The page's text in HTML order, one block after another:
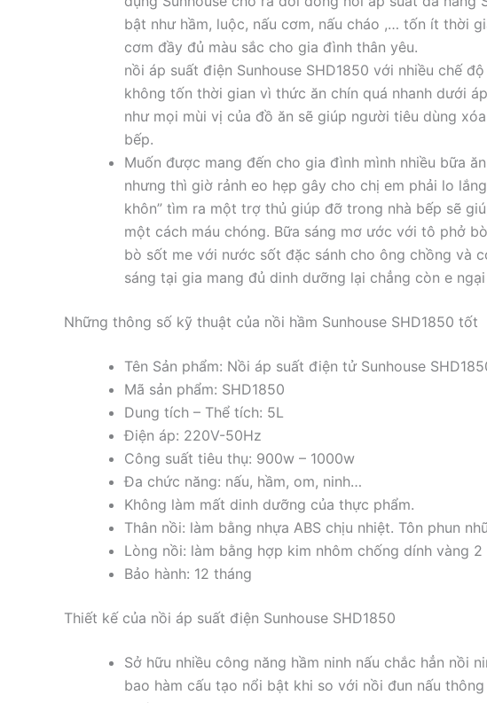
bật như hầm, luộc, nấu cơm, nấu cháo ,… tốn ít thời
cơm đầy đủ màu sắc cho gia đình thân yêu.
nồi áp suất điện Sunhouse SHD1850 với nhiều chế
không tốn thời gian vì thức ăn chín quá nhanh dưới
như mọi mùi vị của đồ ăn sẽ giúp người tiêu dùng
bếp.
Muốn được mang đến cho gia đình mình nhiều bữa
nhưng thì giờ rảnh eo hẹp gây cho chị em phải lo
khôn” tìm ra một trợ thủ giúp đỡ trong nhà bếp sẽ
một cách máu chóng. Bữa sáng mơ ước với tô phở
bò sốt me với nước sốt đặc sánh cho ông chồng và
sáng tại gia mang đủ dinh dưỡng lại chẳng còn e
Những thông số kỹ thuật của nồi hầm Sunhouse SHD1850 tốt
Tên Sản phẩm: Nồi áp suất điện tử Sunhouse
Mã sản phẩm: SHD1850
Dung tích – Thể tích: 5L
Điện áp: 220V-50Hz
Công suất tiêu thụ: 900w – 1000w
Đa chức năng: nấu, hầm, om, ninh…
Không làm mất dinh dưỡng của thực phẩm.
Thân nồi: làm bằng nhựa ABS chịu nhiệt. Tôn phun
Lòng nồi: làm bằng hợp kim nhôm chống dính vàng 2
Bảo hành: 12 tháng
Thiết kế của nồi áp suất điện Sunhouse SHD1850
Sở hữu nhiều công năng hầm ninh nấu chắc hẳn nồi
bao hàm cấu tạo nổi bật khi so với nồi đun nấu